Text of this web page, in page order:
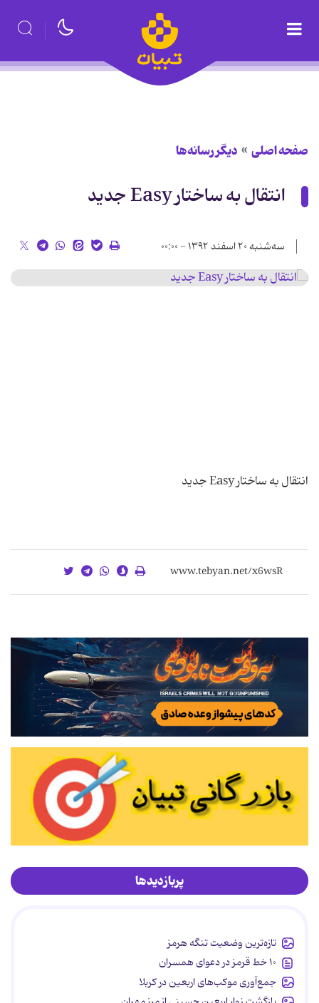
صفحه اصلی دیگر رسانه‌ها
انتقال به ساختار Easy جدید
سه‌شنبه ۲۰ اسفند ۱۳۹۲ - ۰۰:۰۰
پربازدیدها
تازه‌ترین وضعیت تنگه هرمز
۱۰ خط قرمز در دعوای همسران
جمع‌آوری موکب‌های اربعین در کربلا